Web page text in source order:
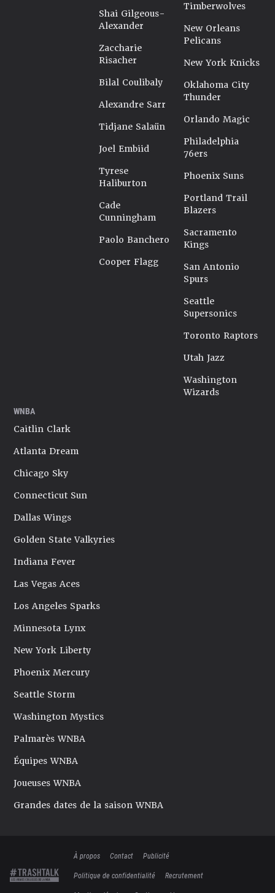
Shai Gilgeous-
Alexander
Zaccharie
Risacher
Bilal Coulibaly
Alexandre Sarr
Tidjane Salaün
Joel Embiid
Tyrese
Haliburton
Cade
Cunningham
Paolo Banchero
Cooper Flagg
Timberwolves
New Orleans
Pelicans
New York Knicks
Oklahoma City
Thunder
Orlando Magic
Philadelphia
76ers
Phoenix Suns
Portland Trail
Blazers
Sacramento
Kings
San Antonio
Spurs
Seattle
Supersonics
Toronto Raptors
Utah Jazz
Washington
Wizards
WNBA
Caitlin Clark
Atlanta Dream
Chicago Sky
Connecticut Sun
Dallas Wings
Golden State Valkyries
Indiana Fever
Las Vegas Aces
Los Angeles Sparks
Minnesota Lynx
New York Liberty
Phoenix Mercury
Seattle Storm
Washington Mystics
Palmarès WNBA
Équipes WNBA
Joueuses WNBA
Grandes dates de la saison WNBA
À propos Contact
Publicité
Politique de confidentialité
Recrutement